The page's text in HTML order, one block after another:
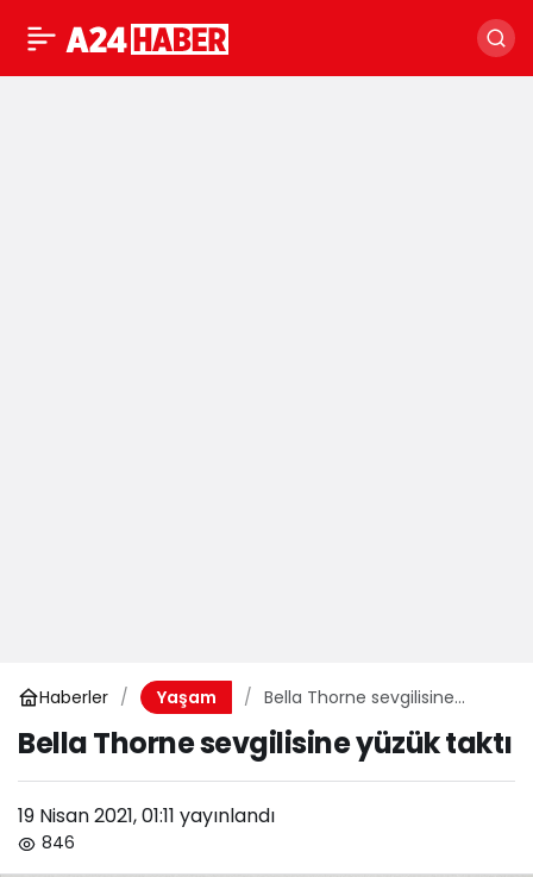
Haberler Yaşam
Bella Thorne sevgilisine
Bella Thorne sevgilisine yüzük taktı
19 Nisan 2021, 01:11 yayınlandı
846